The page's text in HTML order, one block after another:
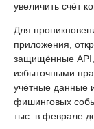
увеличить счёт
Для
приложения,
защищённые API,
избыточными
учётные данные
фишинговых
тыс. в феврале